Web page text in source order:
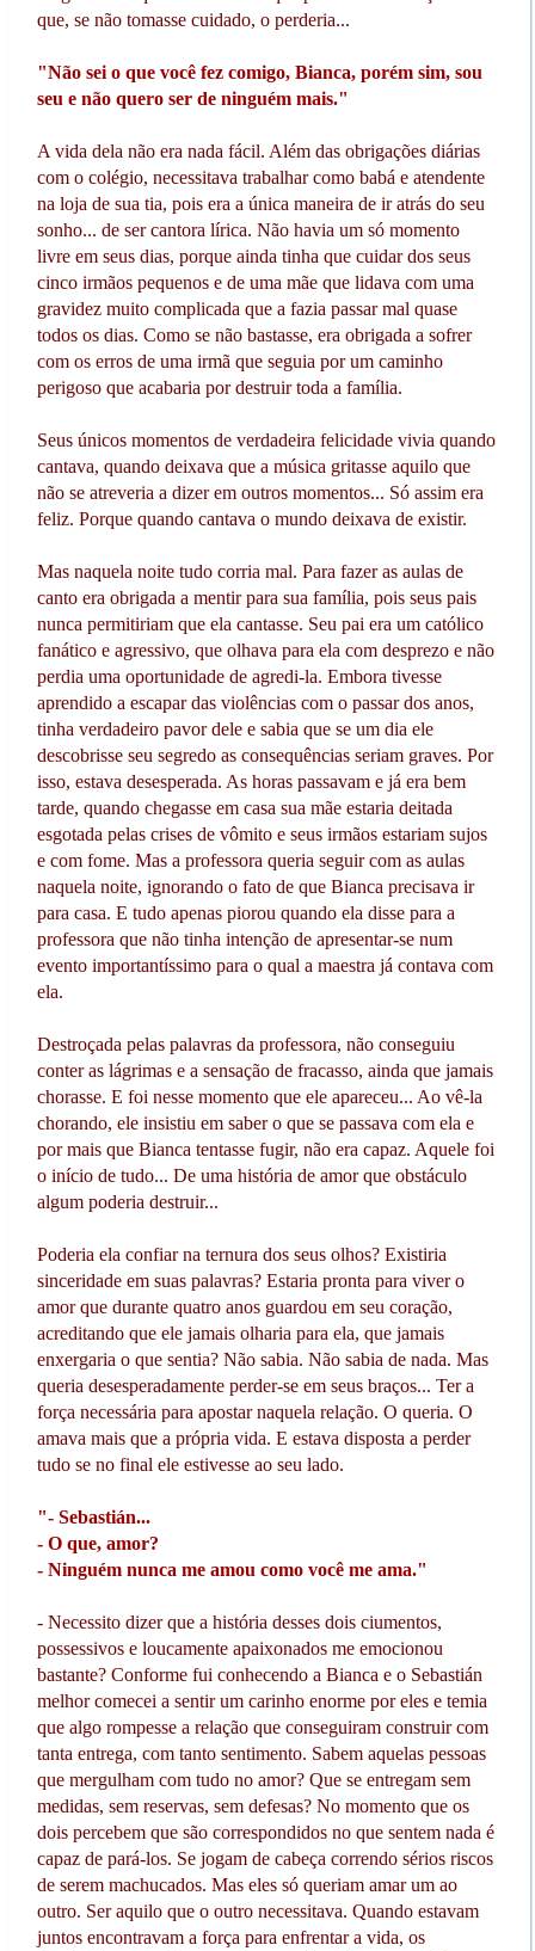
que, se não tomasse cuidado, o perderia...
"Não sei o que você fez comigo, Bianca, porém sim, sou
seu e não quero ser de ninguém mais."
A vida dela não era nada fácil. Além das obrigações diárias
com o colégio, necessitava trabalhar como babá e atendente
na loja de sua tia, pois era a única maneira de ir atrás do seu
sonho... de ser cantora lírica. Não havia um só momento
livre em seus dias, porque ainda tinha que cuidar dos seus
cinco irmãos pequenos e de uma mãe que lidava com uma
gravidez muito complicada que a fazia passar mal quase
todos os dias. Como se não bastasse, era obrigada a sofrer
com os erros de uma irmã que seguia por um caminho
perigoso que acabaria por destruir toda a família.
Seus únicos momentos de verdadeira felicidade vivia quando
cantava, quando deixava que a música gritasse aquilo que
não se atreveria a dizer em outros momentos... Só assim era
feliz. Porque quando cantava o mundo deixava de existir.
Mas naquela noite tudo corria mal. Para fazer as aulas de
canto era obrigada a mentir para sua família, pois seus pais
nunca permitiriam que ela cantasse. Seu pai era um católico
fanático e agressivo, que olhava para ela com desprezo e não
perdia uma oportunidade de agredi-la. Embora tivesse
aprendido a escapar das violências com o passar dos anos,
tinha verdadeiro pavor dele e sabia que se um dia ele
descobrisse seu segredo as consequências seriam graves. Por
isso, estava desesperada. As horas passavam e já era bem
tarde, quando chegasse em casa sua mãe estaria deitada
esgotada pelas crises de vômito e seus irmãos estariam sujos
e com fome. Mas a professora queria seguir com as aulas
naquela noite, ignorando o fato de que Bianca precisava ir
para casa. E tudo apenas piorou quando ela disse para a
professora que não tinha intenção de apresentar-se num
evento importantíssimo para o qual a maestra já contava com
ela.
Destroçada pelas palavras da professora, não conseguiu
conter as lágrimas e a sensação de fracasso, ainda que jamais
chorasse. E foi nesse momento que ele apareceu... Ao vê-la
chorando, ele insistiu em saber o que se passava com ela e
por mais que Bianca tentasse fugir, não era capaz. Aquele foi
o início de tudo... De uma história de amor que obstáculo
algum poderia destruir...
Poderia ela confiar na ternura dos seus olhos? Existiria
sinceridade em suas palavras? Estaria pronta para viver o
amor que durante quatro anos guardou em seu coração,
acreditando que ele jamais olharia para ela, que jamais
enxergaria o que sentia? Não sabia. Não sabia de nada. Mas
queria desesperadamente perder-se em seus braços... Ter a
força necessária para apostar naquela relação. O queria. O
amava mais que a própria vida. E estava disposta a perder
tudo se no final ele estivesse ao seu lado.
"- Sebastián...
- O que, amor?
- Ninguém nunca me amou como você me ama."
- Necessito dizer que a história desses dois ciumentos,
possessivos e loucamente apaixonados me emocionou
bastante? Conforme fui conhecendo a Bianca e o Sebastián
melhor comecei a sentir um carinho enorme por eles e temia
que algo rompesse a relação que conseguiram construir com
tanta entrega, com tanto sentimento. Sabem aquelas pessoas
que mergulham com tudo no amor? Que se entregam sem
medidas, sem reservas, sem defesas? No momento que os
dois percebem que são correspondidos no que sentem nada é
capaz de pará-los. Se jogam de cabeça correndo sérios riscos
de serem machucados. Mas eles só queriam amar um ao
outro. Ser aquilo que o outro necessitava. Quando estavam
juntos encontravam a força para enfrentar a vida, os